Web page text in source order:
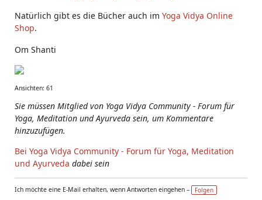
Natürlich gibt es die Bücher auch im Yoga Vidya Online
Shop.
Om Shanti
Ansichten: 61
Sie müssen Mitglied von Yoga Vidya Community - Forum für
Yoga, Meditation und Ayurveda sein, um Kommentare
hinzuzufügen.
Bei Yoga Vidya Community - Forum für Yoga, Meditation
und Ayurveda dabei sein
Ich möchte eine E-Mail erhalten, wenn Antworten eingehen – Folgen